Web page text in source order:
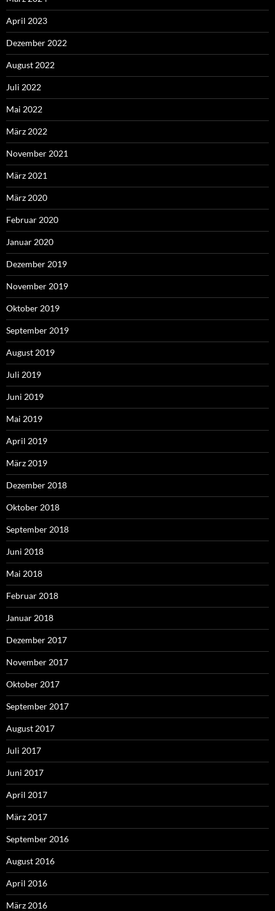
April 2023
Dezember 2022
August 2022
Juli 2022
Mai 2022
März 2022
November 2021
März 2021
März 2020
Februar 2020
Januar 2020
Dezember 2019
November 2019
Oktober 2019
September 2019
August 2019
Juli 2019
Juni 2019
Mai 2019
April 2019
März 2019
Dezember 2018
Oktober 2018
September 2018
Juni 2018
Mai 2018
Februar 2018
Januar 2018
Dezember 2017
November 2017
Oktober 2017
September 2017
August 2017
Juli 2017
Juni 2017
April 2017
März 2017
September 2016
August 2016
April 2016
März 2016